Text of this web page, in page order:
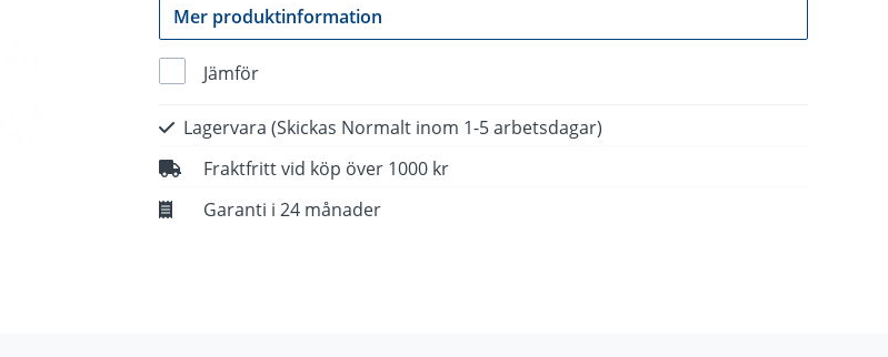
Mer produktinformation
Jämför
Lagervara (Skickas Normalt inom 1-5 arbetsdagar)
Fraktfritt vid köp över 1000 kr
Garanti i 24 månader